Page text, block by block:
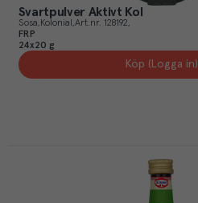
Svartpulver Aktivt Kol
Sosa Kolonial Art.nr. 128192
FRP
24x20 g
Köp (Logga in)